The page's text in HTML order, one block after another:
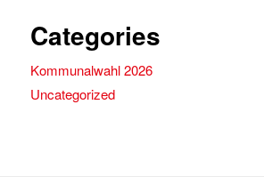
Categories
Kommunalwahl 2026
Uncategorized